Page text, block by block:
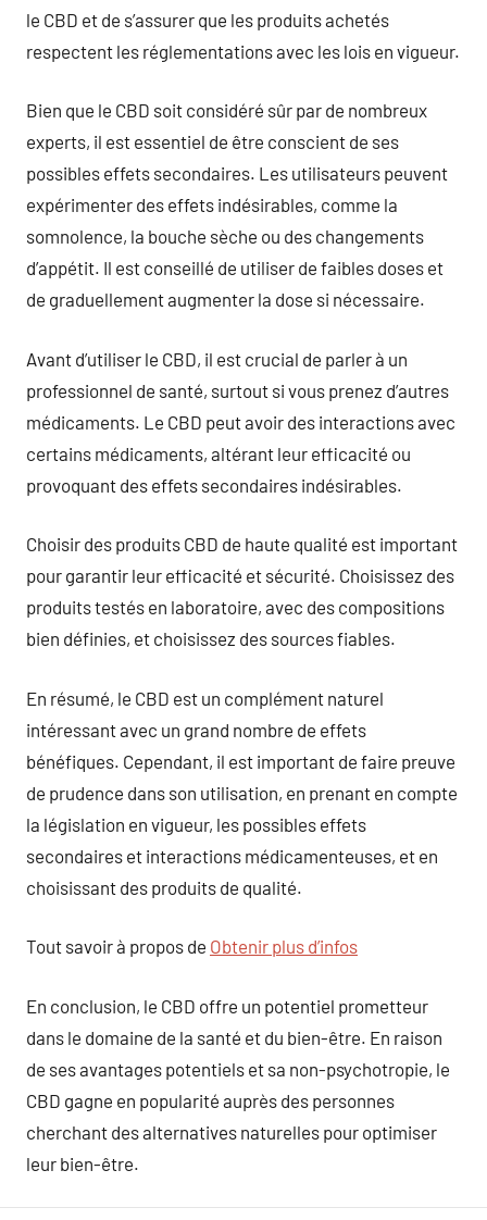
le CBD et de s’assurer que les produits achetés
respectent les réglementations avec les lois en vigueur.
Bien que le CBD soit considéré sûr par de nombreux
experts, il est essentiel de être conscient de ses
possibles effets secondaires. Les utilisateurs peuvent
expérimenter des effets indésirables, comme la
somnolence, la bouche sèche ou des changements
d’appétit. Il est conseillé de utiliser de faibles doses et
de graduellement augmenter la dose si nécessaire.
Avant d’utiliser le CBD, il est crucial de parler à un
professionnel de santé, surtout si vous prenez d’autres
médicaments. Le CBD peut avoir des interactions avec
certains médicaments, altérant leur efficacité ou
provoquant des effets secondaires indésirables.
Choisir des produits CBD de haute qualité est important
pour garantir leur efficacité et sécurité. Choisissez des
produits testés en laboratoire, avec des compositions
bien définies, et choisissez des sources fiables.
En résumé, le CBD est un complément naturel
intéressant avec un grand nombre de effets
bénéfiques. Cependant, il est important de faire preuve
de prudence dans son utilisation, en prenant en compte
la législation en vigueur, les possibles effets
secondaires et interactions médicamenteuses, et en
choisissant des produits de qualité.
Tout savoir à propos de Obtenir plus d’infos
En conclusion, le CBD offre un potentiel prometteur
dans le domaine de la santé et du bien-être. En raison
de ses avantages potentiels et sa non-psychotropie, le
CBD gagne en popularité auprès des personnes
cherchant des alternatives naturelles pour optimiser
leur bien-être.